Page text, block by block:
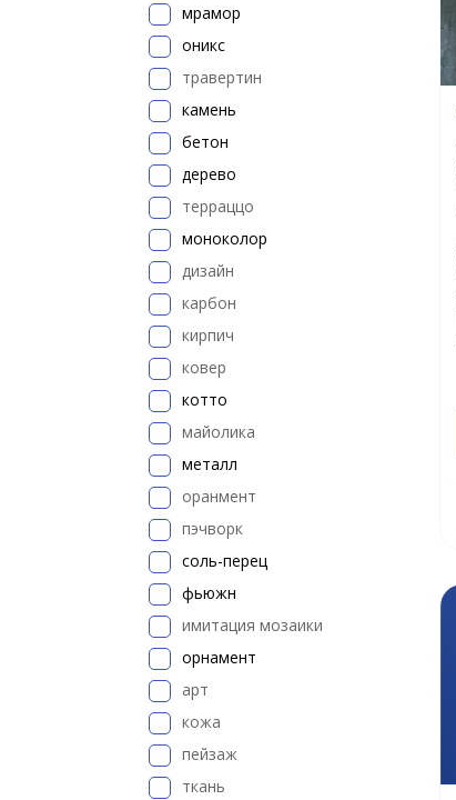
мрамор
оникс
травертин
камень
бетон
дерево
терраццо
моноколор
дизайн
карбон
кирпич
ковер
котто
майолика
металл
оранмент
пэчворк
соль-перец
фьюжн
имитация мозаики
орнамент
арт
кожа
пейзаж
ткань